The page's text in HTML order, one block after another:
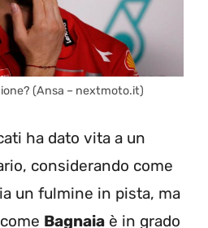
(Ansa – nextmoto.it)
ha dato vita a un
considerando come
un fulmine in pista, ma
Bagnaia è in grado